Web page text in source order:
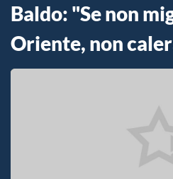
Baldo: "Se non
Oriente, non